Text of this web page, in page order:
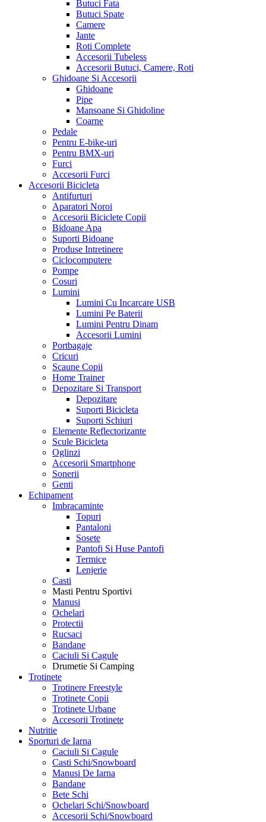
Butuci Fata
Butuci Spate
Camere
Jante
Roti Complete
Accesorii Tubeless
Accesorii Butuci, Camere, Roti
Ghidoane Si Accesorii
Ghidoane
Pipe
Mansoane Si Ghidoline
Coarne
Pedale
Pentru E-bike-uri
Pentru BMX-uri
Furci
Accesorii Furci
Accesorii Bicicleta
Antifurturi
Aparatori Noroi
Accesorii Biciclete Copii
Bidoane Apa
Suporti Bidoane
Produse Intretinere
Ciclocomputere
Pompe
Cosuri
Lumini
Lumini Cu Incarcare USB
Lumini Pe Baterii
Lumini Pentru Dinam
Accesorii Lumini
Portbagaje
Cricuri
Scaune Copii
Home Trainer
Depozitare Si Transport
Depozitare
Suporti Bicicleta
Suporti Schiuri
Elemente Reflectorizante
Scule Bicicleta
Oglinzi
Accesorii Smartphone
Sonerii
Genti
Echipament
Imbracaminte
Topuri
Pantaloni
Sosete
Pantofi Si Huse Pantofi
Termice
Lenjerie
Casti
Masti Pentru Sportivi
Manusi
Ochelari
Protectii
Rucsaci
Bandane
Caciuli Si Cagule
Drumetie Si Camping
Trotinete
Trotinere Freestyle
Trotinete Copii
Trotinete Urbane
Accesorii Trotinete
Nutritie
Sporturi de Iarna
Caciuli Si Cagule
Casti Schi/Snowboard
Manusi De Iarna
Bandane
Bete Schi
Ochelari Schi/Snowboard
Accesorii Schi/Snowboard